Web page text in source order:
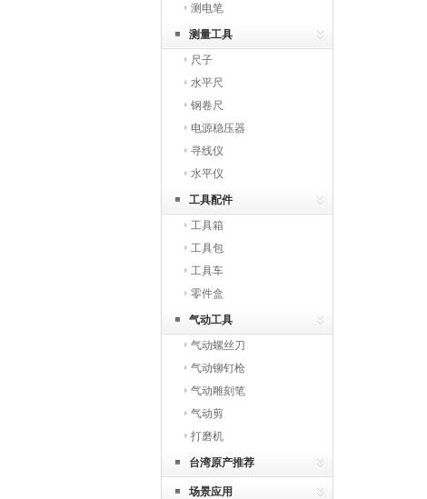
测电笔
测量工具
尺子
水平尺
钢卷尺
电源稳压器
寻线仪
水平仪
工具配件
工具箱
工具包
工具车
零件盒
气动工具
气动螺丝刀
气动铆钉枪
气动雕刻笔
气动剪
打磨机
台湾原产推荐
场景应用